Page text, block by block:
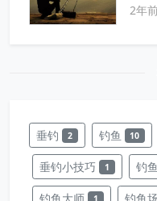
2年
垂钓 2 钓鱼 10
垂钓小技巧 1 钓
1